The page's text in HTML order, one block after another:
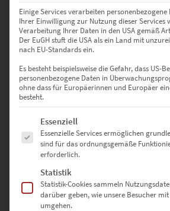
169,00
Enthält 19% Mwst.
zzgl.Versand
Lieferzeit: ca. 10 Werktage
Dieses Produkt weist mehrere Varianten auf. Die Optionen können auf der Produktseite gewählt werden
Einige Services verarbeiten personenbezogene
Ihrer Einwilligung zur Nutzung dieser Services
Verarbeitung Ihrer Daten in den USA gemäß
Der EuGH stuft die USA als ein Land mit
nach EU-Standards ein.
Es besteht beispielsweise die Gefahr, dass US-
personenbezogene Daten in
ohne dass für Europäerinnen und Europäer
besteht.
Es folgt eine Liste der Service-Gruppen,
Essenziell
Essenzielle Services ermöglichen
sind für das ordnungsgemäße
erforderlich.
Statistik
Statistik-Cookies sammeln
darüber geben, wie unsere Besucher
umgehen.